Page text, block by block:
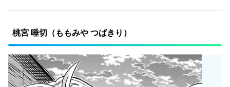
桃宮 唾切（ももみや つばきり）